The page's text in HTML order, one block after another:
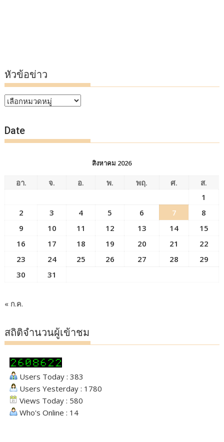
หัวข้อข่าว
หัวข้อ
Date
สิงหาคม 2026
อา. จ. อ. พ. พฤ. ศ.
ส.
1
2
3 4 5 6 7
8
9
10 11 12 13 14
15
16
17 18 19 20 21
22
23
24 25 26 27 28
29
30
31
« ก.ค.
สถิติจำนวนผู้เข้าชม
Users Today : 383
Users Yesterday : 1780
Views Today : 580
Who's Online : 14